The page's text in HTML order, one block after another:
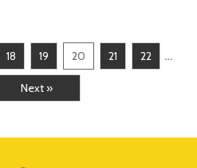
18 19 20 21 22 …
Next »